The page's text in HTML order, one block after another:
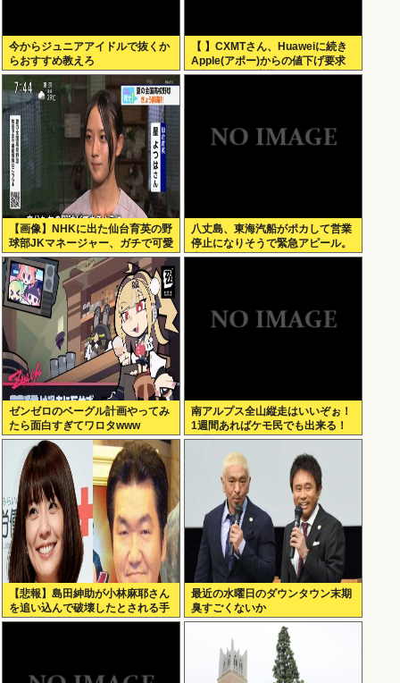
今からジュニアアイドルで抜くか
らおすすめ教えろ
【 】CXMTさん、Huaweiに続き
Apple(アポー)からの値下げ要求
も拒否！！！半導体バボー継続
【画像】NHKに出た仙台育英の野
球部JKマネージャー、ガチで可愛
いぞ
八丈島、東海汽船がポカして営業
停止になりそうで緊急アピール。
生活物資が届かなくなるかも。ア
ゼンゼロのベーグル計画やってみ
たら面白すぎてワロタwww
南アルプス全山縦走はいいぞぉ！
1週間あればケモ民でも出来る！
お盆休みにやってみなイカ？
【悲報】島田紳助が小林麻耶さん
を追い込んで破壊したとされる手
口の詳細が明らかに･･････！！
最近の水曜日のダウンタウン末期
臭すごくないか